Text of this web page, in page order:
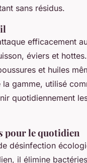
sans résidus.
efficacement
éviers et
et huiles
gamme, utilisé
quotidiennement
pour le quotidien
désinfection
il élimine